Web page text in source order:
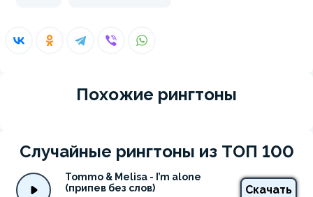
Похожие рингтоны
Случайные рингтоны из ТОП 100
Tommo & Melisa - I’m alone
(припев без слов)
Скачать